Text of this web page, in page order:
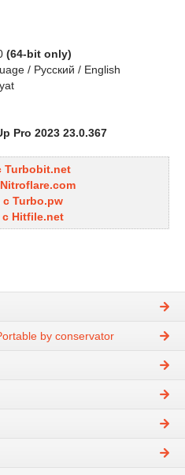
(64-bit only)
/ Русский / English
Pro 2023 23.0.367
Turbobit.net
с Turbo.pw
с Hitfile.net
by conservator